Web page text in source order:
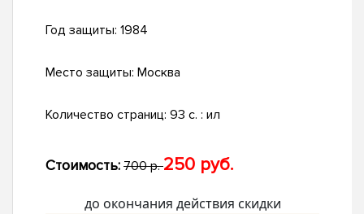
Год защиты: 1984
Место защиты: Москва
Количество страниц: 93 c. : ил
Стоимость: 700 р.250 руб.
до окончания действия скидки